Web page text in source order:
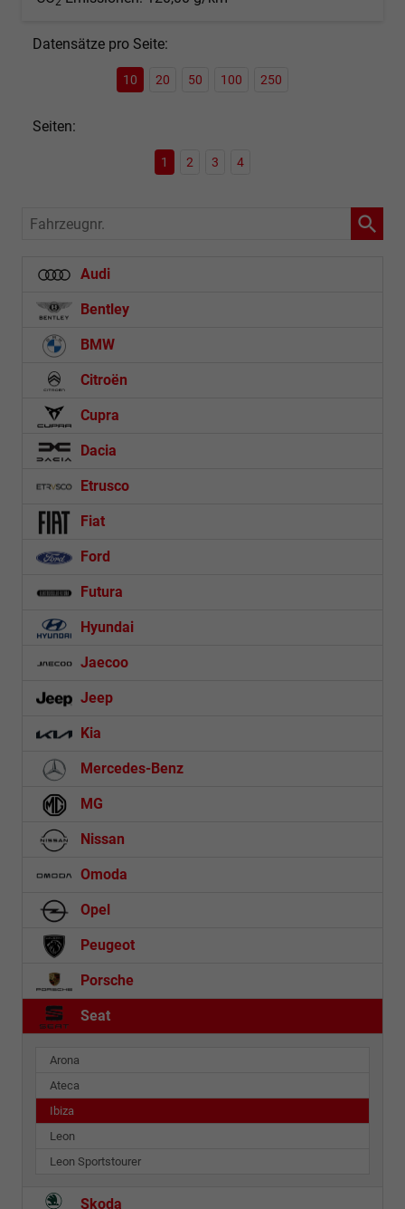
Datensätze pro Seite:
10 20 50 100 250
Seiten:
1 2 3 4
Fahrzeugnr.
Audi
Bentley
BMW
Citroën
Cupra
Dacia
Etrusco
Fiat
Ford
Futura
Hyundai
Jaecoo
Jeep
Kia
Mercedes-Benz
MG
Nissan
Omoda
Opel
Peugeot
Porsche
Seat
Arona
Ateca
Ibiza
Leon
Leon Sportstourer
Skoda